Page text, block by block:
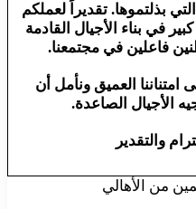
بذلتموها. تقديراً لعملكم
في بناء الأجيال القادمة
فاعلين في مجتمعنا.
العميق ونأمل أن
الأجيال الصاعدة.
والتقدير
من الأهالي